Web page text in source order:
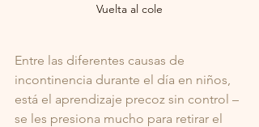
Vuelta al cole
Entre las diferentes causas de
incontinencia durante el día en niños,
está el aprendizaje precoz sin control –
se les presiona mucho para retirar el